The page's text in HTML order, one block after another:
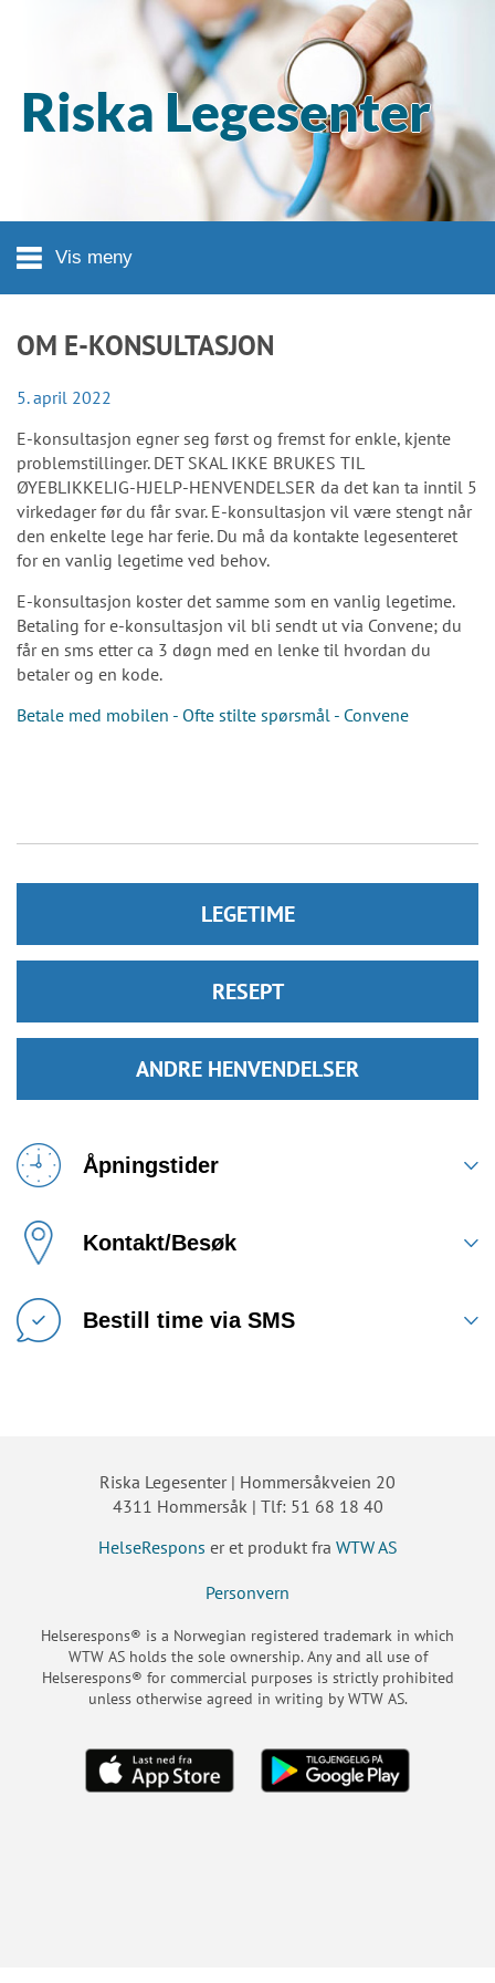
Hopp til hovedinnhold
Riska Legesenter
Vis meny
LEGETIME
RESEPT
ANDRE HENVENDELSER
Åpningstider
Kontakt/Besøk
Bestill time via SMS
OM E-KONSULTASJON
5. april 2022
E-konsultasjon egner seg først og fremst for enkle, kjente
problemstillinger. DET SKAL IKKE BRUKES TIL
ØYEBLIKKELIG-HJELP-HENVENDELSER da det kan ta inntil 5
virkedager før du får svar. E-konsultasjon vil være stengt når
den enkelte lege har ferie. Du må da kontakte legesenteret
for en vanlig legetime ved behov.
E-konsultasjon koster det samme som en vanlig legetime.
Betaling for e-konsultasjon vil bli sendt ut via Convene; du
får en sms etter ca 3 døgn med en lenke til hvordan du
betaler og en kode.
Betale med mobilen - Ofte stilte spørsmål - Convene
Riska Legesenter | Hommersåkveien 20
4311 Hommersåk | Tlf: 51 68 18 40
HelseRespons er et produkt fra WTW AS
Personvern
Helserespons® is a Norwegian registered trademark in which
WTW AS holds the sole ownership. Any and all use of
Helserespons® for commercial purposes is strictly prohibited
unless otherwise agreed in writing by WTW AS.